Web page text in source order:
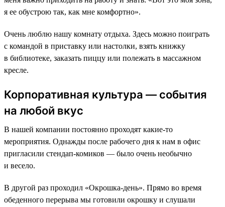
я ее обустрою так, как мне комфортно».
Очень люблю нашу комнату отдыха. Здесь можно поиграть
с командой в приставку или настолки, взять книжку
в библиотеке, заказать пиццу или полежать в массажном
кресле.
Корпоративная культура — события
на любой вкус
В нашей компании постоянно проходят какие-то
мероприятия. Однажды после рабочего дня к нам в офис
пригласили стендап-комиков — было очень необычно
и весело.
В другой раз проходил «Окрошка-день». Прямо во время
обеденного перерыва мы готовили окрошку и слушали